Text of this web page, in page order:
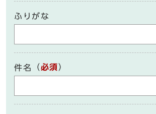
ふりがな
件名 （必須）